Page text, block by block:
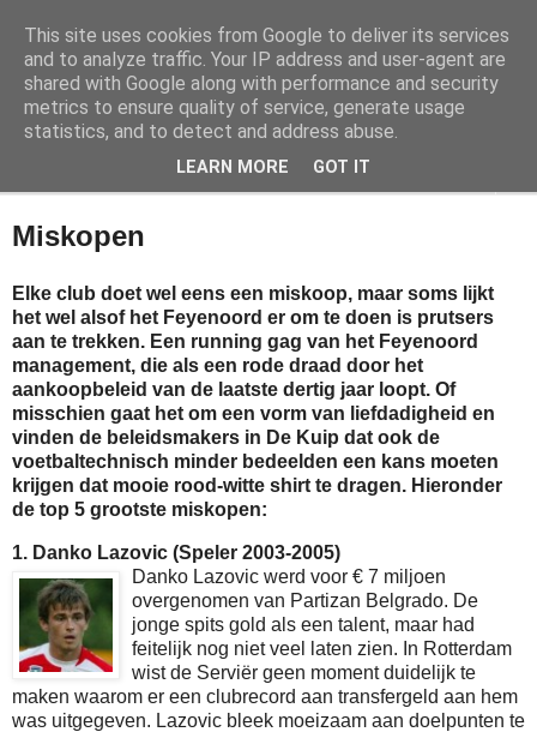
Feyenoordhistorie
De geschiedenis van een volksclub
Miskopen
Elke club doet wel eens een miskoop, maar soms lijkt
het wel alsof het Feyenoord er om te doen is prutsers
aan te trekken. Een running gag van het Feyenoord
management, die als een rode draad door het
aankoopbeleid van de laatste dertig jaar loopt. Of
misschien gaat het om een vorm van liefdadigheid en
vinden de beleidsmakers in De Kuip dat ook de
voetbaltechnisch minder bedeelden een kans moeten
krijgen dat mooie rood-witte shirt te dragen. Hieronder
de top 5 grootste miskopen:
1. Danko Lazovic (Speler 2003-2005)
Danko Lazovic werd voor € 7 miljoen
overgenomen van Partizan Belgrado. De
jonge spits gold als een talent, maar had
feitelijk nog niet veel laten zien. In Rotterdam
wist de Serviër geen moment duidelijk te
maken waarom er een clubrecord aan transfergeld aan hem
was uitgegeven. Lazovic bleek moeizaam aan doelpunten te
This site uses cookies from Google to deliver its services
and to analyze traffic. Your IP address and user-agent are
shared with Google along with performance and security
metrics to ensure quality of service, generate usage
statistics, and to detect and address abuse.
LEARN MORE GOT IT